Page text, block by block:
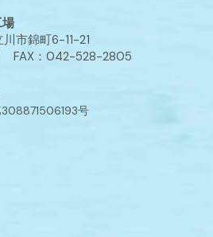
市錦町6-11-21
：042-528-2805
号